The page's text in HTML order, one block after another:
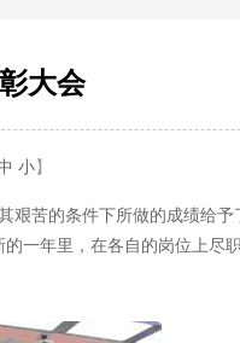
大会
小 】
艰苦的条件下所做的成绩给
一年里，在各自的岗位上尽